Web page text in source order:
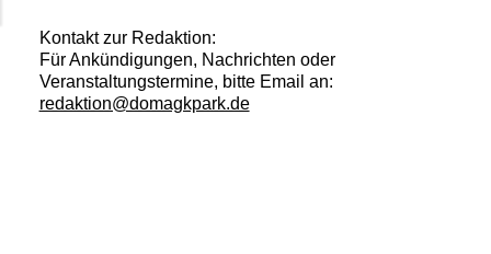
Kontakt zur Redaktion:
Für Ankündigungen, Nachrichten oder
Veranstaltungstermine, bitte Email an:
redaktion@domagkpark.de